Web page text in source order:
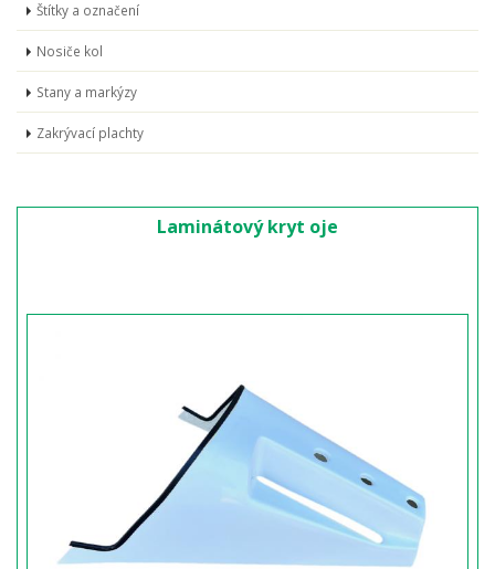
Štítky a označení
Nosiče kol
Stany a markýzy
Zakrývací plachty
Laminátový kryt oje